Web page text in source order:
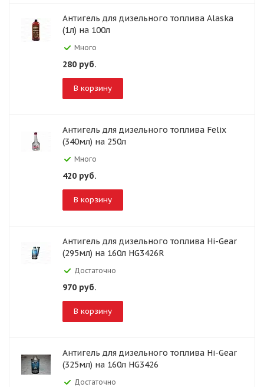
Антигель для дизельного топлива Alaska
(1л) на 100л
Много
280 руб.
В корзину
Антигель для дизельного топлива Felix
(340мл) на 250л
Много
420 руб.
В корзину
Антигель для дизельного топлива Hi-Gear
(295мл) на 160л HG3426R
Достаточно
970 руб.
В корзину
Антигель для дизельного топлива Hi-Gear
(325мл) на 160л HG3426
Достаточно